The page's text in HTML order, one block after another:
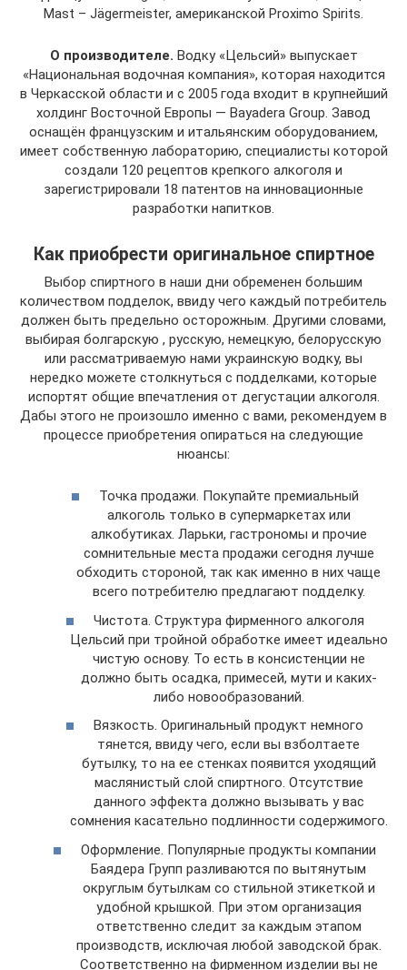
Mast – Jägermeister, американской Proximo Spirits.
О производителе. Водку «Цельсий» выпускает
«Национальная водочная компания», которая находится
в Черкасской области и с 2005 года входит в крупнейший
холдинг Восточной Европы — Bayadera Group. Завод
оснащён французским и итальянским оборудованием,
имеет собственную лабораторию, специалисты которой
создали 120 рецептов крепкого алкоголя и
зарегистрировали 18 патентов на инновационные
разработки напитков.
Как приобрести оригинальное спиртное
Выбор спиртного в наши дни обременен большим
количеством подделок, ввиду чего каждый потребитель
должен быть предельно осторожным. Другими словами,
выбирая болгарскую , русскую, немецкую, белорусскую
или рассматриваемую нами украинскую водку, вы
нередко можете столкнуться с подделками, которые
испортят общие впечатления от дегустации алкоголя.
Дабы этого не произошло именно с вами, рекомендуем в
процессе приобретения опираться на следующие
нюансы:
Точка продажи. Покупайте премиальный
алкоголь только в супермаркетах или
алкобутиках. Ларьки, гастрономы и прочие
сомнительные места продажи сегодня лучше
обходить стороной, так как именно в них чаще
всего потребителю предлагают подделку.
Чистота. Структура фирменного алкоголя
Цельсий при тройной обработке имеет идеально
чистую основу. То есть в консистенции не
должно быть осадка, примесей, мути и каких-
либо новообразований.
Вязкость. Оригинальный продукт немного
тянется, ввиду чего, если вы взболтаете
бутылку, то на ее стенках появится уходящий
маслянистый слой спиртного. Отсутствие
данного эффекта должно вызывать у вас
сомнения касательно подлинности содержимого.
Оформление. Популярные продукты компании
Баядера Групп разливаются по вытянутым
округлым бутылкам со стильной этикеткой и
удобной крышкой. При этом организация
ответственно следит за каждым этапом
производств, исключая любой заводской брак.
Соответственно на фирменном изделии вы не